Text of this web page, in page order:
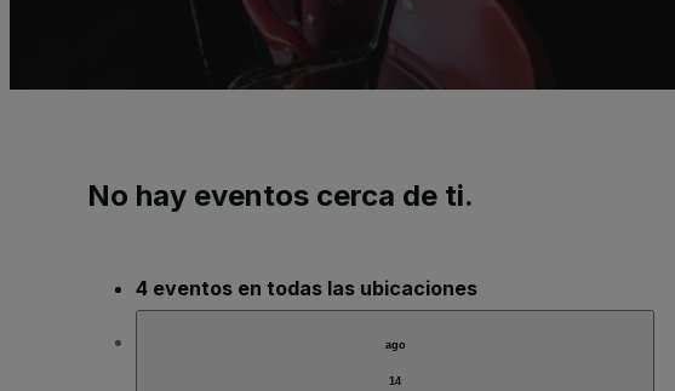
No hay eventos cerca de ti.
4 eventos en todas las ubicaciones
ago
14